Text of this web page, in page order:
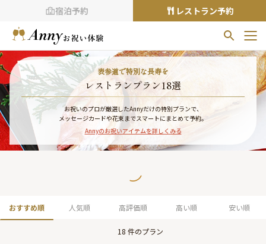
宿泊予約 レストラン予約
お気に入りプラン
お気に入りの登録がありません
プランの をクリックすることで
お気に入りに追加できます。
閲覧履歴
過去に見たお店が最大10件まで表示されます。
TOP
表参道で特別な長寿を
レストランプラン18選
お祝いのプロが厳選したAnnyだけの特別プランで、
メッセージカードや花束までスマートにまとめて予約。
Annyのお祝いアイテムを詳しくみる
おすすめ順 人気順 高評価順 高い順 安い順
18 件のプラン